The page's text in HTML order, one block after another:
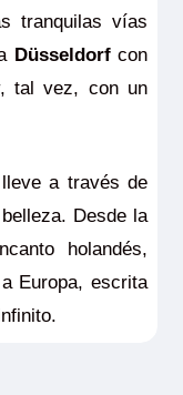
tranquilas vías
Düsseldorfcon
tal vez, con un
a través de
Desde la
holandés,
Europa, escrita